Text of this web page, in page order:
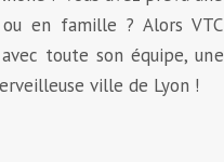
en famille ? Alors VTC
toute son équipe, une
ville de Lyon !